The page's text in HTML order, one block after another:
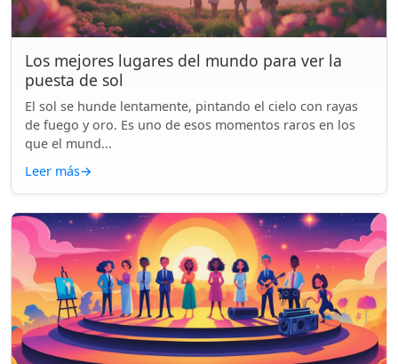
Los mejores lugares del mundo para ver la
puesta de sol
El sol se hunde lentamente, pintando el cielo con rayas
de fuego y oro. Es uno de esos momentos raros en los
que el mund...
Leer más→